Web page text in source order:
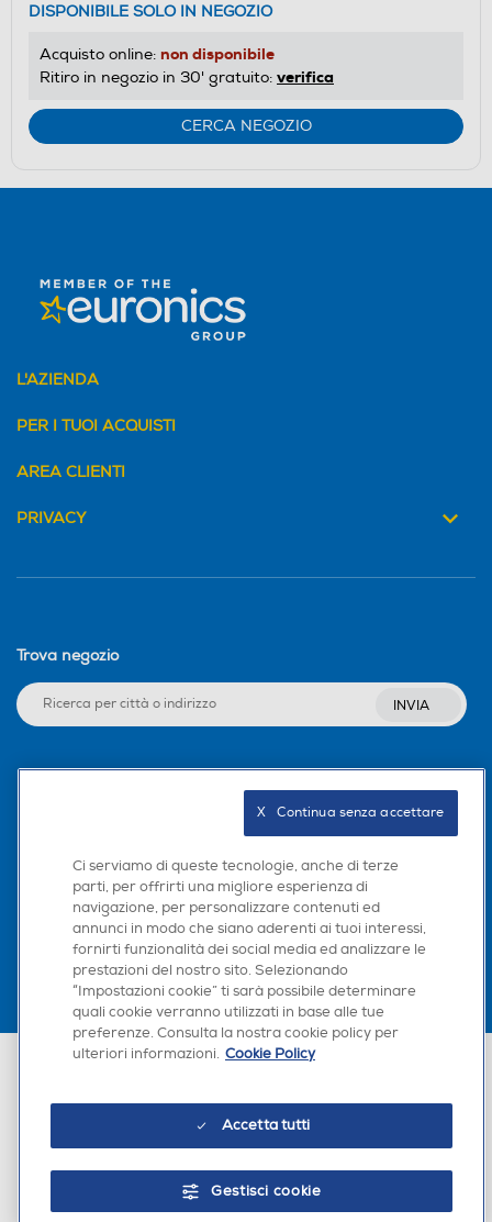
DISPONIBILE SOLO IN NEGOZIO
Acquisto online: non disponibile
Ritiro in negozio in 30' gratuito: verifica
CERCA NEGOZIO
L'AZIENDA
PER I TUOI ACQUISTI
AREA CLIENTI
PRIVACY
Trova negozio
INVIA
Scarica la nostra app
Euronics Italia SpA. Sede legale Via Montefeltro, 6/a 20156 Milano
Ci serviamo di queste tecnologie, anche di terze
parti, per offrirti una migliore esperienza di
navigazione, per personalizzare contenuti ed
annunci in modo che siano aderenti ai tuoi interessi,
fornirti funzionalità dei social media ed analizzare le
prestazioni del nostro sito. Selezionando
“Impostazioni cookie” ti sarà possibile determinare
quali cookie verranno utilizzati in base alle tue
preferenze. Consulta la nostra cookie policy per
ulteriori informazioni. Cookie Policy
Accetta tutti
Gestisci cookie
X   Continua senza accettare